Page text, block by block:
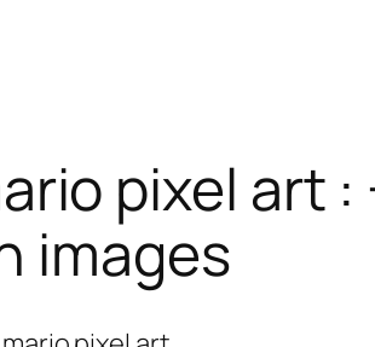
pixel art
images